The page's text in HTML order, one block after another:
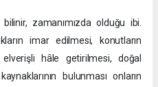
zamanımızda olduğu ibi.
imar edilmesi, konutların
elverişli hâle getirilmesi, doğal
bulunması onların